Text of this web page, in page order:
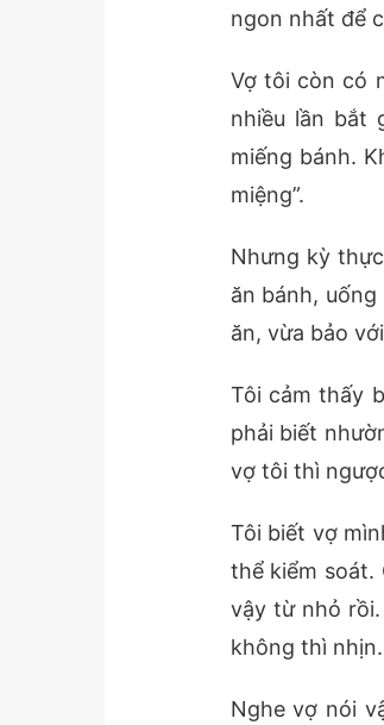
ngon nhất để
Vợ tôi còn có
nhiều lần bắt
miếng bánh.
miệng”.
Nhưng kỳ
ăn bánh,
ăn, vừa bảo
Tôi cảm thấy
phải biết
vợ tôi thì
Tôi biết vợ
thể kiểm soát.
vậy từ nhỏ
không thì
Nghe vợ nói